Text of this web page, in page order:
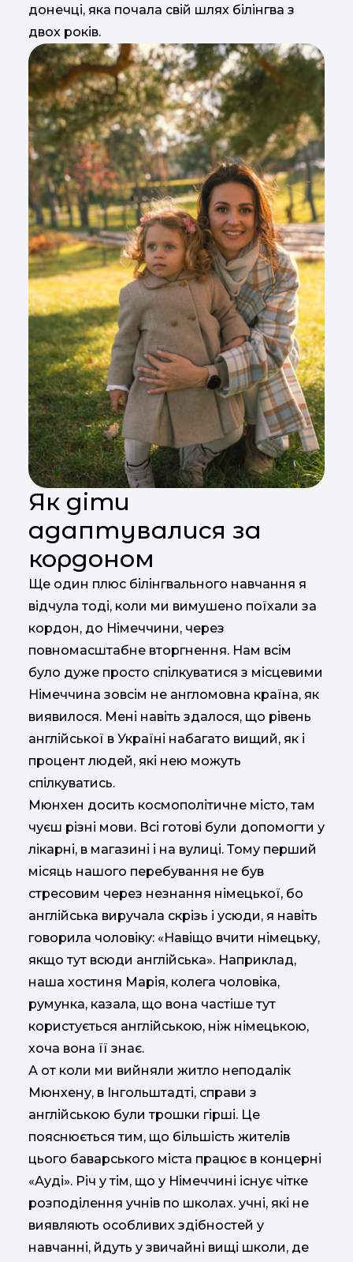
донечці, яка почала свій шлях білінгва з
двох років.
Як діти
адаптувалися за
кордоном
Ще один плюс білінгвального навчання я
відчула тоді, коли ми вимушено поїхали за
кордон, до Німеччини, через
повномасштабне вторгнення. Нам всім
було дуже просто спілкуватися з місцевими
Німеччина зовсім не англомовна країна, як
виявилося. Мені навіть здалося, що рівень
англійської в Україні набагато вищий, як і
процент людей, які нею можуть
спілкуватись.
Мюнхен досить космополітичне місто, там
чуєш різні мови. Всі готові були допомогти у
лікарні, в магазині і на вулиці. Тому перший
місяць нашого перебування не був
стресовим через незнання німецької, бо
англійська виручала скрізь і усюди, я навіть
говорила чоловіку: «Навіщо вчити німецьку,
якщо тут всюди англійська». Наприклад,
наша хостиня Марія, колега чоловіка,
румунка, казала, що вона частіше тут
користується англійською, ніж німецькою,
хоча вона її знає.
А от коли ми вийняли житло неподалік
Мюнхену, в Інгольштадті, справи з
англійською були трошки гірші. Це
пояснюється тим, що більшість жителів
цього баварського міста працює в концерні
«Ауді». Річ у тім, що у Німеччині існує чітке
розподілення учнів по школах. учні, які не
виявляють особливих здібностей у
навчанні, йдуть у звичайні вищі школи, де